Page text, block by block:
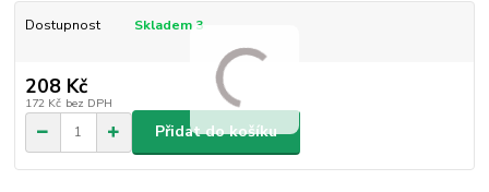
Dostupnost Skladem 3
208 Kč
172 Kč bez DPH
Přidat do košíku